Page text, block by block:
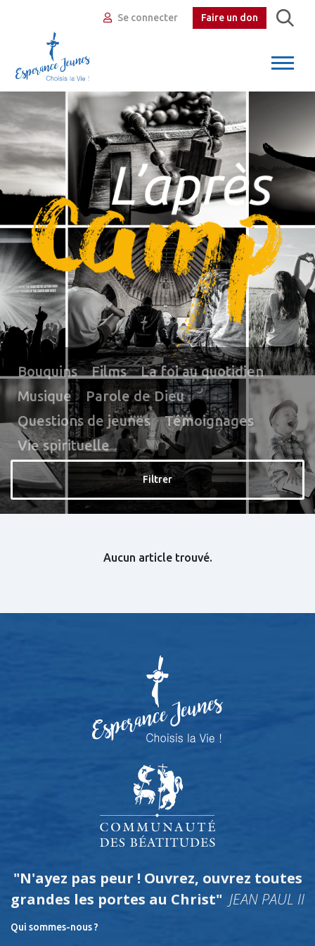
Se connecter Faire un don
Bouquins Films
La foi au quotidien
Musique
Parole de Dieu
Questions de jeunes
Témoignages
Vie spirituelle
Filtrer
Aucun article trouvé.
"N'ayez pas peur ! Ouvrez, ouvrez toutes
grandes les portes au Christ" JEAN PAUL II
Qui sommes-nous ?